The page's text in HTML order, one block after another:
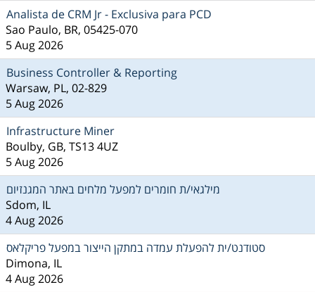
Analista de CRM Jr - Exclusiva para PCD
Sao Paulo, BR, 05425-070
5 Aug 2026
Business Controller & Reporting
Warsaw, PL, 02-829
5 Aug 2026
Infrastructure Miner
Boulby, GB, TS13 4UZ
5 Aug 2026
מילגאי/ת חומרים למפעל מלחים באתר המגנזיום
Sdom, IL
4 Aug 2026
סטודנט/ית להפעלת עמדה במתקן הייצור במפעל פריקלאס
Dimona, IL
4 Aug 2026